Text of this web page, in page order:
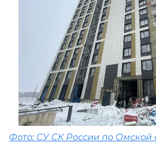
Фото: СУ СК России по Омской